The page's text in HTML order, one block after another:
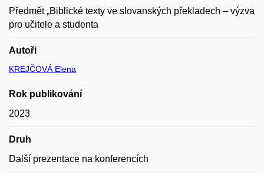
Předmět „Biblické texty ve slovanských překladech – výzva
pro učitele a studenta
Autoři
KREJČOVÁ Elena
Rok publikování
2023
Druh
Další prezentace na konferencích